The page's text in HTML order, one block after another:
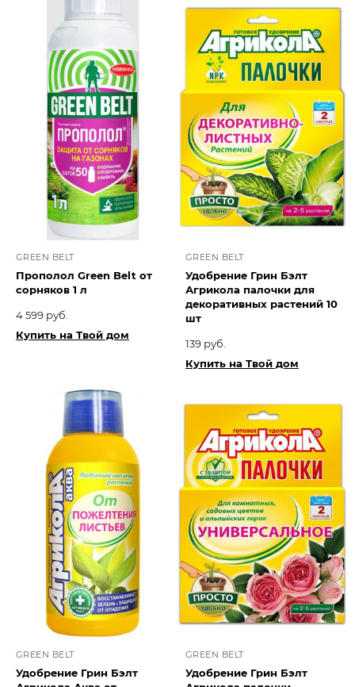
GREEN BELT
Прополол Green Belt от
сорняков 1 л
4 599 руб.
Купить на Твой дом
GREEN BELT
Удобрение Грин Бэлт
Агрикола палочки для
декоративных растений 10
шт
139 руб.
Купить на Твой дом
GREEN BELT
Удобрение Грин Бэлт
GREEN BELT
Удобрение Грин Бэлт